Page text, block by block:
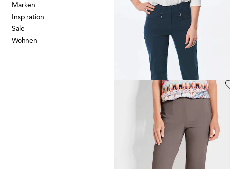
Marken
Inspiration
Sale
Wohnen
GOLDNER
Schmale Bengalinhose
+ 11
GOLDNER
Bengalinhose
aus Super Stretch
79,95 €
30-Tage-Bestpreis**: 69,95 € (-14%)